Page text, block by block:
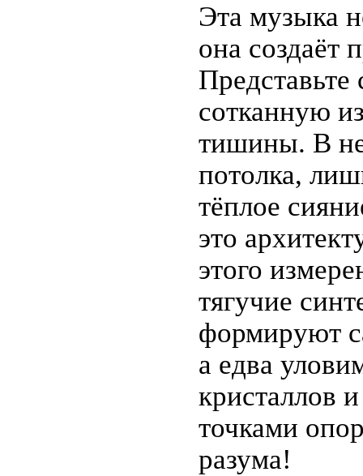
Эта музыка
она создаёт
Представьте
сотканную
тишины. В
потолка,
тёплое
это
этого
тягучие
формируют
а едва
кристаллов
точками
разума!